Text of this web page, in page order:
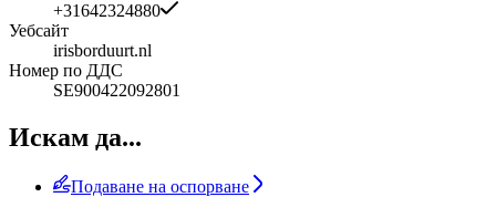
+31642324880
Уебсайт
irisborduurt.nl
Номер по ДДС
SE900422092801
Искам да...
Подаване на оспорване